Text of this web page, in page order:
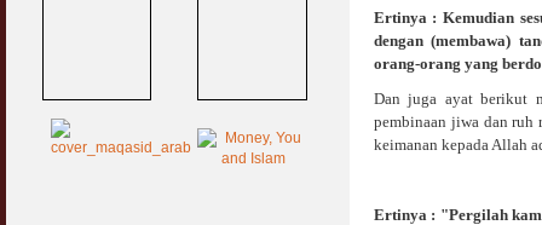
Ertinya : Kemudian
dengan (membawa)
orang-orang yang
Dan juga ayat berikut
pembinaan jiwa dan ruh
keimanan kepada Allah
Ertinya : "Pergilah